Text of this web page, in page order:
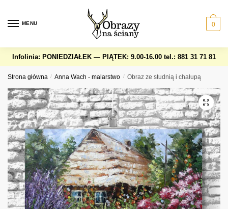
navigation
content
MENU 0
Infolinia: PONIEDZIAŁEK — PIĄTEK: 9.00-16.00 tel.: 881 31 71 81
Strona główna / Anna Wach - malarstwo / Obraz ze studnią i chałupą